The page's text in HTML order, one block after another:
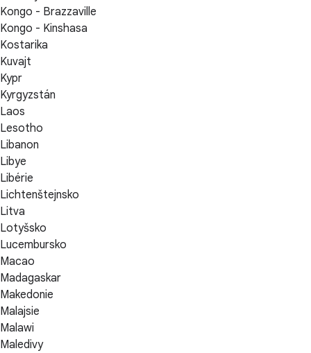
Kongo - Brazzaville
Kongo - Kinshasa
Kostarika
Kuvajt
Kypr
Kyrgyzstán
Laos
Lesotho
Libanon
Libye
Libérie
Lichtenštejnsko
Litva
Lotyšsko
Lucembursko
Macao
Madagaskar
Makedonie
Malajsie
Malawi
Maledivy